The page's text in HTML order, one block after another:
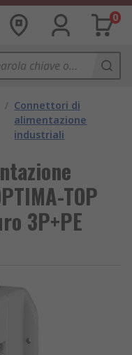
0
/ Connettori di
alimentazione
industriali
TOP
3P+PE